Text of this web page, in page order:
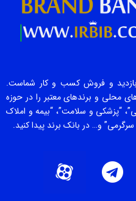
بازدید و فروش کسب و کار شماست.
محلی و برندهای معتبر را در حوزه
“پزشکی و سلامت”، “بیمه و املاک
و… در بانک برند پیدا کنید.